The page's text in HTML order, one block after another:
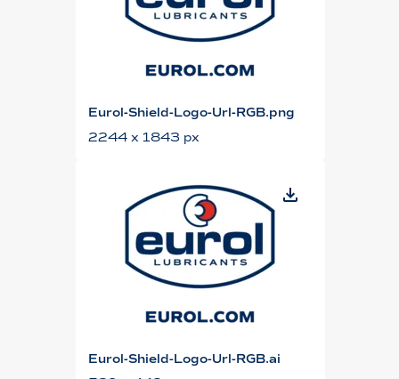
Eurol-Shield-Logo-Url-RGB.png
2244 x 1843 px
Eurol-Shield-Logo-Url-RGB.ai